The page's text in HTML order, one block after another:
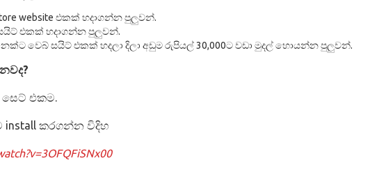
website එකක් හදාගන්න පුලුවන්.
සයිට් එකක් හදාගන්න පුලුවන්.
වෙබ් සයිට් එකක් හදලා දිලා අඩුම රුපියල් 30,000ට වඩා මුදල් හොයන්න පුලුවන්.
එකම.
install කරගන්න විදිහ